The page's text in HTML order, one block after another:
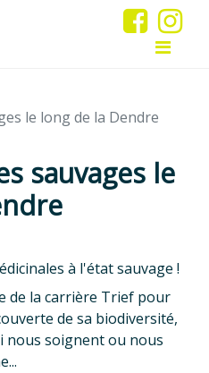
le long de la Dendre
sauvages le
à l'état sauvage !
de la carrière Trief pour
de sa biodiversité,
nous soignent ou nous